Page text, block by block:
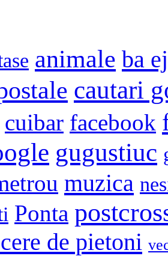
animale ba
cautari
cuibar facebook
gugustiuc
muzica
Ponta
de pietoni